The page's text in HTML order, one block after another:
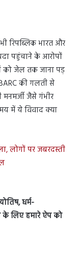
रिपब्लिक भारत और
पहुंचाने के आरोपों
को जेल तक जाना पड़
की गलती से
जैसे गंभीर
में ये विवाद क्या
लोगों पर जबरदस्ती
धर्म-
लिए हमारे ऐप को